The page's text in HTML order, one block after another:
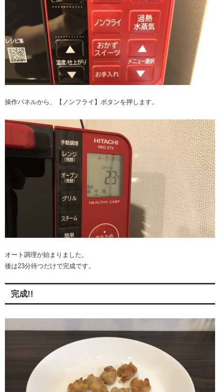
操作パネルから、【ノンフライ】ボタンを押します。
オート調理が始まりました。
後は23分待つだけで完成です。
完成!!